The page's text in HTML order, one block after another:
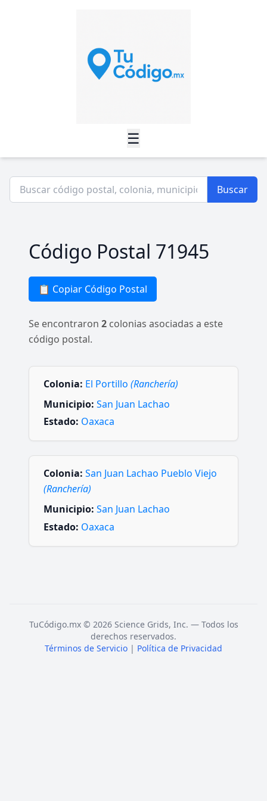
☰
Buscar
Código Postal 71945
📋 Copiar Código Postal
Se encontraron 2 colonias asociadas a este
código postal.
Colonia: El Portillo (Ranchería)
Municipio: San Juan Lachao
Estado: Oaxaca
Colonia: San Juan Lachao Pueblo Viejo
(Ranchería)
Municipio: San Juan Lachao
Estado: Oaxaca
TuCódigo.mx © 2026 Science Grids, Inc. — Todos los
derechos reservados.
Términos de Servicio | Política de Privacidad